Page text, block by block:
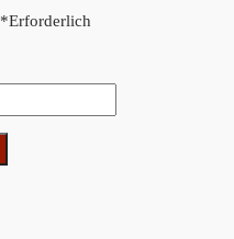
*Erforderlich